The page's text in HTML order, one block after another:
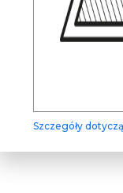
Szczegóły